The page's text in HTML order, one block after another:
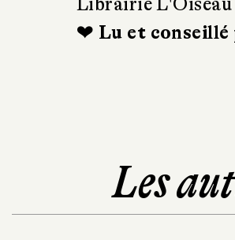
❤ Lu et
Les